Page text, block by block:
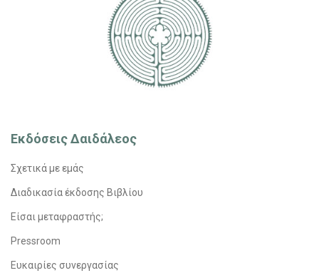
Εκδόσεις Δαιδάλεος
Σχετικά με εμάς
Διαδικασία έκδοσης Βιβλίου
Είσαι μεταφραστής;
Pressroom
Ευκαιρίες συνεργασίας